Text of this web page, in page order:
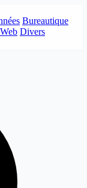
Bureautique
Divers